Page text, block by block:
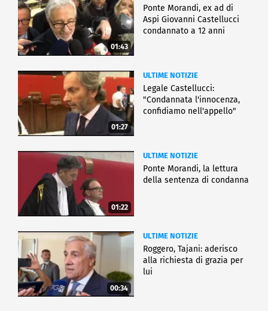
01:43
Ponte Morandi, ex ad di
Aspi Giovanni Castellucci
condannato a 12 anni
01:27
ULTIME NOTIZIE
Legale Castellucci:
"Condannata l'innocenza,
confidiamo nell'appello"
01:22
ULTIME NOTIZIE
Ponte Morandi, la lettura
della sentenza di condanna
00:34
ULTIME NOTIZIE
Roggero, Tajani: aderisco
alla richiesta di grazia per
lui